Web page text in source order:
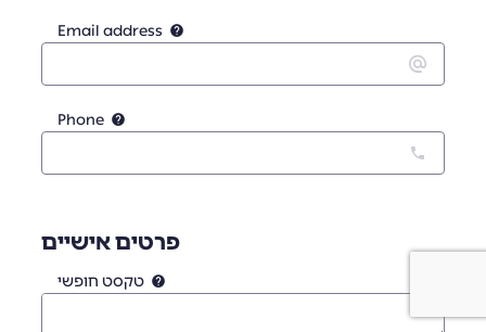
Email address
Phone
פרטים אישיים
טקסט חופשי